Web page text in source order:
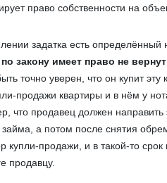
право собственности на
задатка есть
закону имеет право не
точно уверен, что он купит эту
продажи квартиры и в нём у
что продавец должен направить
а потом после снятия
купли-продажи, и в такой-то срок
продавцу.